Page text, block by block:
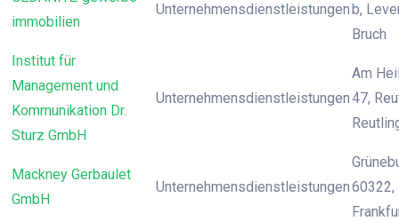
immobilien
Unternehmensdienstleistungenb,
Bruch
Institut für
Management und
Kommunikation Dr.
Sturz GmbH
Unternehmensdienstleistungen
Am
47,
Mackney Gerbaulet
GmbH
Unternehmensdienstleistungen60322,